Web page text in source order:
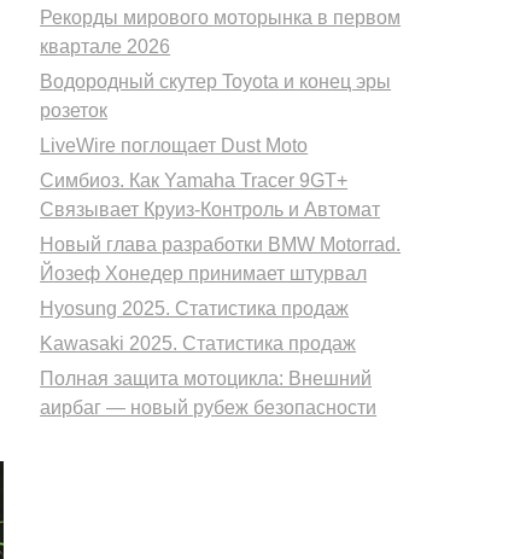
Рекорды мирового моторынка в первом
квартале 2026
Водородный скутер Toyota и конец эры
розеток
LiveWire поглощает Dust Moto
Симбиоз. Как Yamaha Tracer 9GT+
Связывает Круиз-Контроль и Автомат
Новый глава разработки BMW Motorrad.
Йозеф Хонедер принимает штурвал
Hyosung 2025. Статистика продаж
Kawasaki 2025. Статистика продаж
Полная защита мотоцикла: Внешний
аирбаг — новый рубеж безопасности